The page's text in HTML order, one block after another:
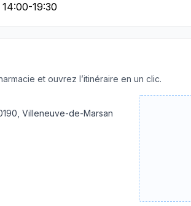
19:30
et ouvrez l’itinéraire en un clic.
Villeneuve-de-Marsan